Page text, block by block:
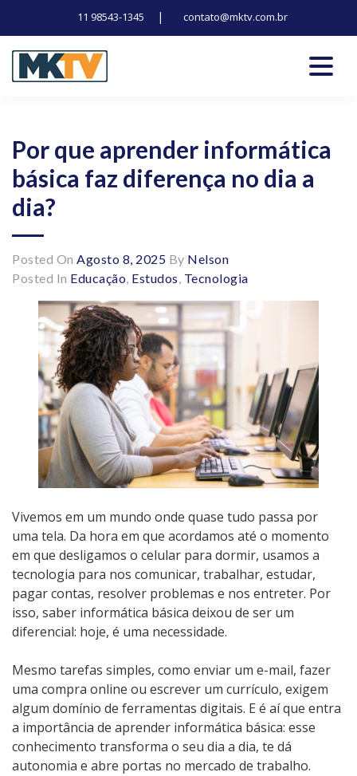
11 98543-1345 | contato@mktv.com.br
content
Por que aprender informática
básica faz diferença no dia a
dia?
Posted On Agosto 8, 2025 By Nelson
Posted In Educação, Estudos, Tecnologia
Vivemos em um mundo onde quase tudo passa por
uma tela. Da hora em que acordamos até o momento
em que desligamos o celular para dormir, usamos a
tecnologia para nos comunicar, trabalhar, estudar,
pagar contas, resolver problemas e nos entreter. Por
isso, saber informática básica deixou de ser um
diferencial: hoje, é uma necessidade.
Mesmo tarefas simples, como enviar um e-mail, fazer
uma compra online ou escrever um currículo, exigem
algum domínio de ferramentas digitais. E é aí que entra
a importância de aprender informática básica: esse
conhecimento transforma o seu dia a dia, te dá
autonomia e abre portas no mercado de trabalho.